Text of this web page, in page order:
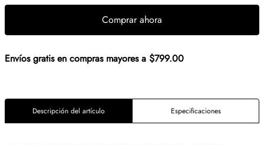
Comprar ahora
Envíos gratis en compras mayores a $799.00
Descripción del artículo Especificaciones